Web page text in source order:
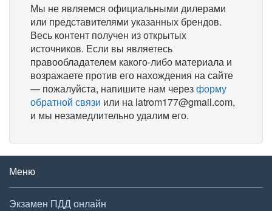
Мы не являемся официальными дилерами
или представителями указанных брендов.
Весь контент получен из открытых
источников. Если вы являетесь
правообладателем какого-либо материала и
возражаете против его нахождения на сайте
— пожалуйста, напишите нам черезформу
обратной связи или на latrom177@gmail.com,
и мы незамедлительно удалим его.
Меню
Экзамен ПДД онлайн